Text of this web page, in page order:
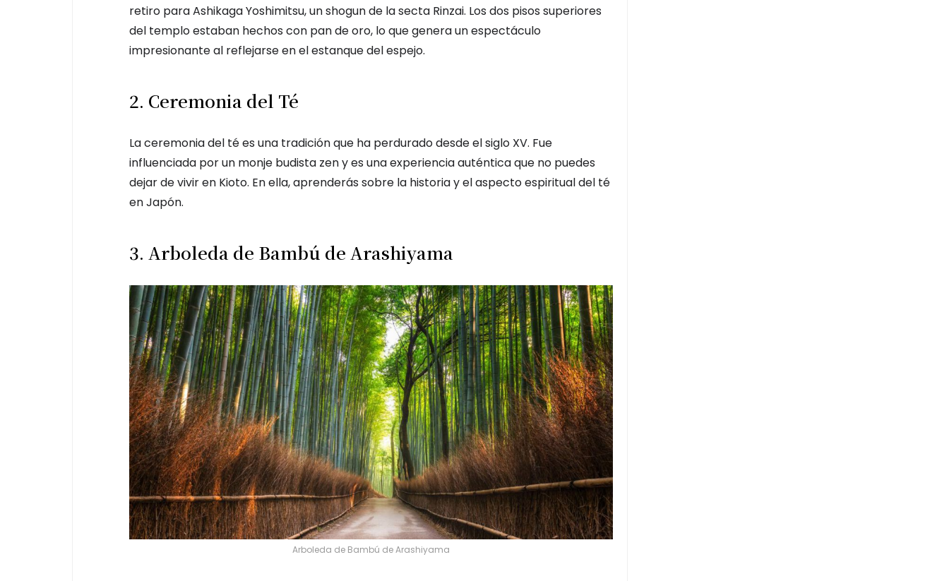
retiro para Ashikaga Yoshimitsu, un shogun de la secta Rinzai. Los dos pisos superiores
del templo estaban hechos con pan de oro, lo que genera un espectáculo
impresionante al reflejarse en el estanque del espejo.
2. Ceremonia del Té
La ceremonia del té es una tradición que ha perdurado desde el siglo XV. Fue
influenciada por un monje budista zen y es una experiencia auténtica que no puedes
dejar de vivir en Kioto. En ella, aprenderás sobre la historia y el aspecto espiritual del té
en Japón.
3. Arboleda de Bambú de Arashiyama
Arboleda de Bambú de Arashiyama